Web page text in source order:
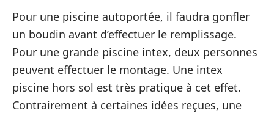
Pour une piscine autoportée, il faudra gonfler
un boudin avant d’effectuer le remplissage.
Pour une grande piscine intex, deux personnes
peuvent effectuer le montage. Une intex
piscine hors sol est très pratique à cet effet.
Contrairement à certaines idées reçues, une